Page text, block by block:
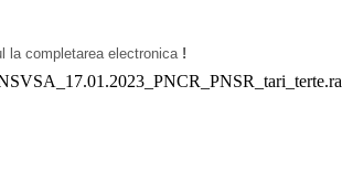
la completarea electronica !